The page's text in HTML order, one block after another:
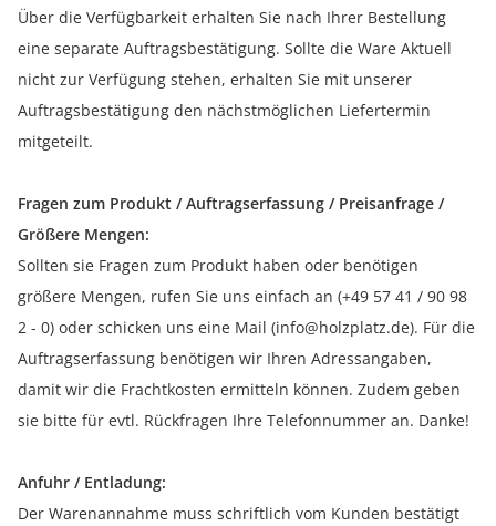
Über die Verfügbarkeit erhalten Sie nach Ihrer Bestellung
eine separate Auftragsbestätigung. Sollte die Ware Aktuell
nicht zur Verfügung stehen, erhalten Sie mit unserer
Auftragsbestätigung den nächstmöglichen Liefertermin
mitgeteilt.
Fragen zum Produkt / Auftragserfassung / Preisanfrage /
Größere Mengen:
Sollten sie Fragen zum Produkt haben oder benötigen
größere Mengen, rufen Sie uns einfach an (+49 57 41 / 90 98
2 - 0) oder schicken uns eine Mail (info@holzplatz.de). Für die
Auftragserfassung benötigen wir Ihren Adressangaben,
damit wir die Frachtkosten ermitteln können. Zudem geben
sie bitte für evtl. Rückfragen Ihre Telefonnummer an. Danke!
Anfuhr / Entladung:
Der Warenannahme muss schriftlich vom Kunden bestätigt